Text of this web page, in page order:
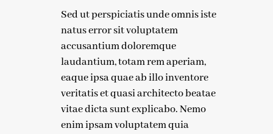
Sed ut perspiciatis unde omnis iste
natus error sit voluptatem
accusantium doloremque
laudantium, totam rem aperiam,
eaque ipsa quae ab illo inventore
veritatis et quasi architecto beatae
vitae dicta sunt explicabo. Nemo
enim ipsam voluptatem quia